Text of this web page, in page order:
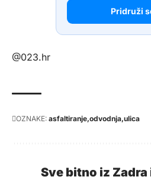
Pridruži
@023.hr
OZNAKE: asfaltiranje odvodnja ulica
Sve bitno iz Zadra